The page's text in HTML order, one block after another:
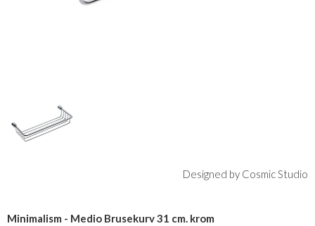
Designed by Cosmic Studio
Minimalism - Medio Brusekurv 31 cm. krom